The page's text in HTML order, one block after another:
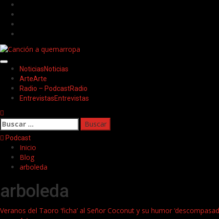
Saltar
contenido
Menú
principal
NoticiasNoticias
ArteArte
Radio – PodcastRadio
EntrevistasEntrevistas
Buscar:
Podcast
Inicio
Blog
arboleda
arboleda
Veranos del Taoro ‘ficha’ al Señor Coconut y su humor